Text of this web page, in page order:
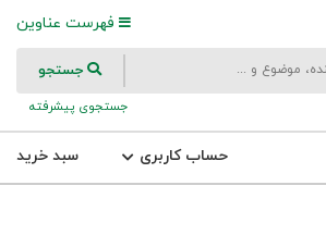
فهرست عناوین
جستجو
جستجوی پیشرفته
حساب کاربری سبد خرید